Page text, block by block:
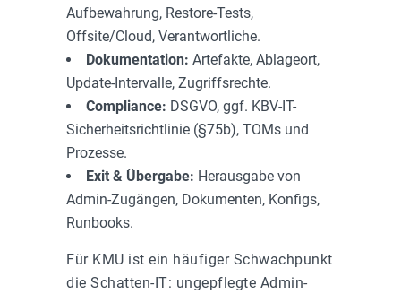
Aufbewahrung, Restore-Tests,
Offsite/Cloud, Verantwortliche.
Dokumentation: Artefakte, Ablageort,
Update-Intervalle, Zugriffsrechte.
Compliance: DSGVO, ggf. KBV-IT-
Sicherheitsrichtlinie (§75b), TOMs und
Prozesse.
Exit & Übergabe: Herausgabe von
Admin-Zugängen, Dokumenten, Konfigs,
Runbooks.
Für KMU ist ein häufiger Schwachpunkt
die Schatten-IT: ungepflegte Admin-